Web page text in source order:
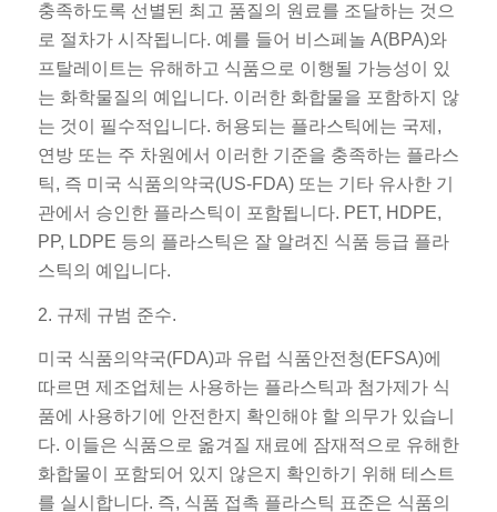
충족하도록 선별된 최고 품질의 원료를 조달하는 것으
로 절차가 시작됩니다. 예를 들어 비스페놀 A(BPA)와
프탈레이트는 유해하고 식품으로 이행될 가능성이 있
는 화학물질의 예입니다. 이러한 화합물을 포함하지 않
는 것이 필수적입니다. 허용되는 플라스틱에는 국제,
연방 또는 주 차원에서 이러한 기준을 충족하는 플라스
틱, 즉 미국 식품의약국(US-FDA) 또는 기타 유사한 기
관에서 승인한 플라스틱이 포함됩니다. PET, HDPE,
PP, LDPE 등의 플라스틱은 잘 알려진 식품 등급 플라
스틱의 예입니다.
2. 규제 규범 준수.
미국 식품의약국(FDA)과 유럽 식품안전청(EFSA)에
따르면 제조업체는 사용하는 플라스틱과 첨가제가 식
품에 사용하기에 안전한지 확인해야 할 의무가 있습니
다. 이들은 식품으로 옮겨질 재료에 잠재적으로 유해한
화합물이 포함되어 있지 않은지 확인하기 위해 테스트
를 실시합니다. 즉, 식품 접촉 플라스틱 표준은 식품의